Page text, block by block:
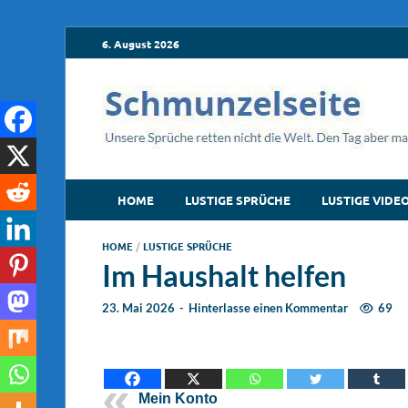
6. August 2026
HOME LUSTIGE SPRÜCHE LUSTIGE
HOME /LUSTIGE SPRÜCHE
Im Haushalt helfen
23. Mai 2026 - Hinterlasse einen Kommentar 69
Mein Konto